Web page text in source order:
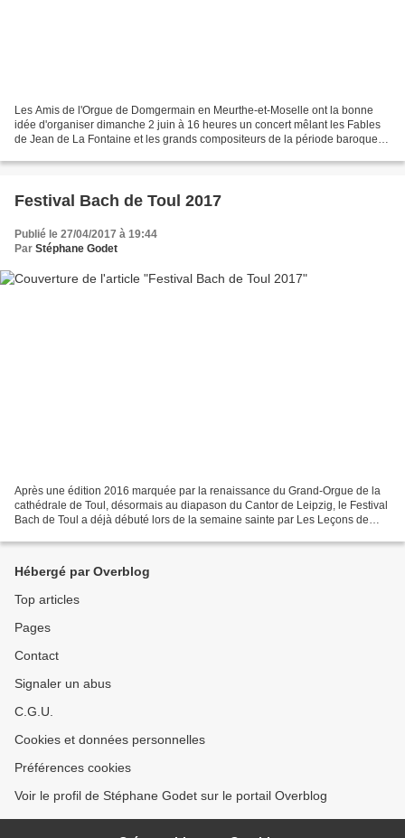
Les Amis de l'Orgue de Domgermain en Meurthe-et-Moselle ont la bonne
idée d'organiser dimanche 2 juin à 16 heures un concert mêlant les Fables
de Jean de La Fontaine et les grands compositeurs de la période baroque
Festival Bach de Toul 2017
Publié le 27/04/2017 à 19:44
Par Stéphane Godet
Après une édition 2016 marquée par la renaissance du Grand-Orgue de la
cathédrale de Toul, désormais au diapason du Cantor de Leipzig, le Festival
Bach de Toul a déjà débuté lors de la semaine sainte par Les Leçons de
Hébergé par Overblog
Top articles
Pages
Contact
Signaler un abus
C.G.U.
Cookies et données personnelles
Préférences cookies
Voir le profil de Stéphane Godet sur le portail Overblog